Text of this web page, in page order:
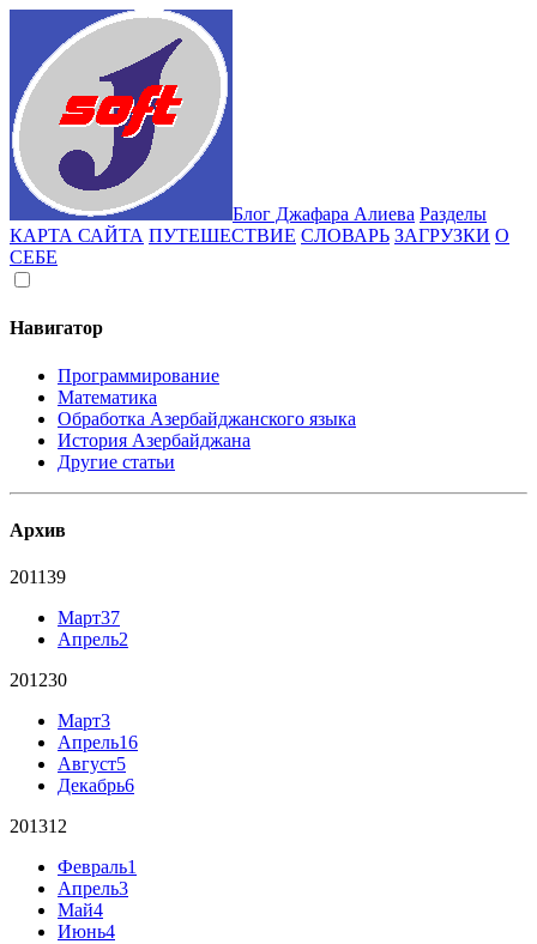
Блог Джафара Алиева Разделы
КАРТА САЙТА ПУТЕШЕСТВИЕ СЛОВАРЬ ЗАГРУЗКИ О
СЕБЕ
Навигатор
Программирование
Математика
Обработка Азербайджанского языка
История Азербайджана
Другие статьи
Архив
201139
Март37
Апрель2
201230
Март3
Апрель16
Август5
Декабрь6
201312
Февраль1
Апрель3
Май4
Июнь4